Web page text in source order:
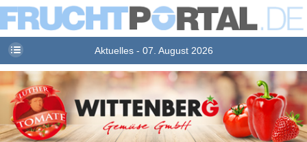
Aktuelles - 07. August 2026